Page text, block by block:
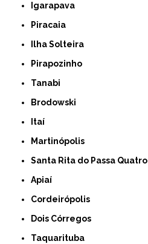
Igarapava
Piracaia
Ilha Solteira
Pirapozinho
Tanabi
Brodowski
Itaí
Martinópolis
Santa Rita do Passa Quatro
Apiaí
Cordeirópolis
Dois Córregos
Taquarituba